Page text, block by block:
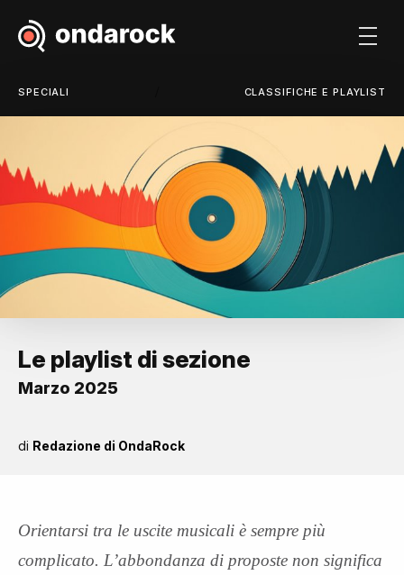
SPECIALI CLASSIFICHE E PLAYLIST
Le playlist di sezione
Marzo 2025
di Redazione di OndaRock
Orientarsi tra le uscite musicali è sempre più
complicato. L’abbondanza di proposte non significa